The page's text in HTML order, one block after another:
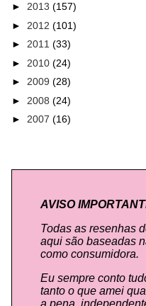
► 2013 (157)
► 2012 (101)
► 2011 (33)
► 2010 (24)
► 2009 (28)
► 2008 (24)
► 2007 (16)
AVISO
Todas as resenhas
aqui são baseadas
como consumidora.
Eu sempre conto
tanto o que amei